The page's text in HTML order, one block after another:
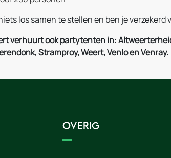
los samen te stellen en ben je
verhuurt ook partytenten in:
Stramproy, Weert, Venlo en Venray.
Overig